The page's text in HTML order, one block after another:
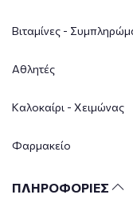
Βιταμίνες -
Αθλητές
Καλοκαίρι - Χειμώνας
Φαρμακείο
ΠΛΗΡΟΦΟΡΙΕΣ